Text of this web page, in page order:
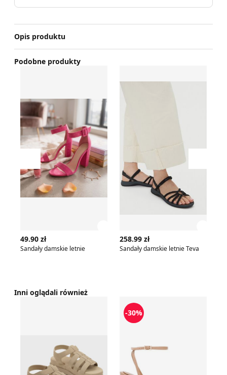
Opis produktu
Podobne produkty
Przesuń w lewo
49.90 zł
Sandały damskie letnie
258.99 zł
Sandały damskie letnie Teva
Inni oglądali również
Sandały damskie na lato born2beSandały damskie na lato
-30%